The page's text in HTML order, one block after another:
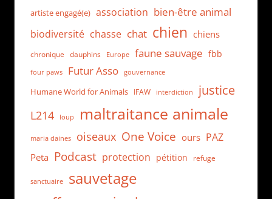
artiste engagé(e) association bien-être animal
biodiversité chasse chat chien chiens
chronique dauphins Europe faune sauvage fbb
four paws Futur Asso gouvernance
Humane World for Animals IFAW interdiction justice
L214 loup maltraitance animale
maria daines oiseaux One Voice ours PAZ
Peta Podcast protection pétition refuge
sanctuaire sauvetage